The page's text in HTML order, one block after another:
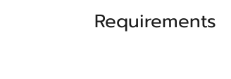
Requirements